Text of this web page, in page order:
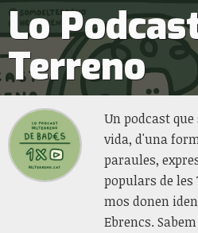
Lo
Terreno
Un podcast
vida, d'una
paraules,
populars de les
mos donen
Ebrencs.